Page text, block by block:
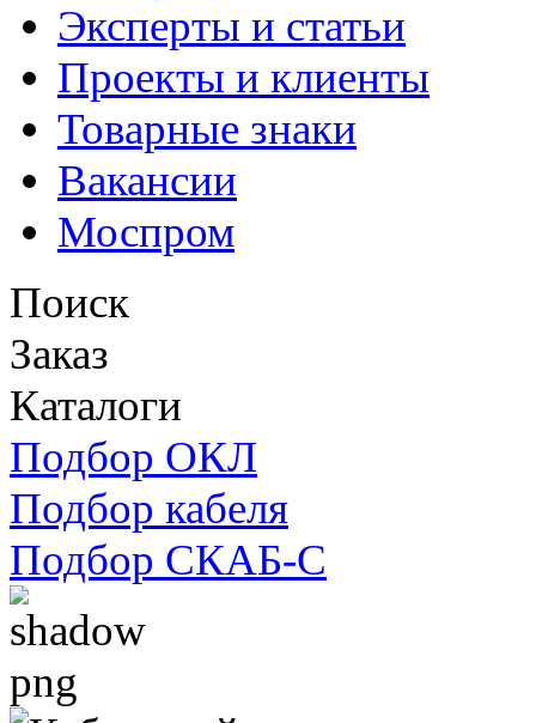
Эксперты и статьи
Проекты и клиенты
Товарные знаки
Вакансии
Моспром
Поиск
Заказ
Каталоги
Подбор ОКЛ
Подбор кабеля
Подбор СКАБ-С